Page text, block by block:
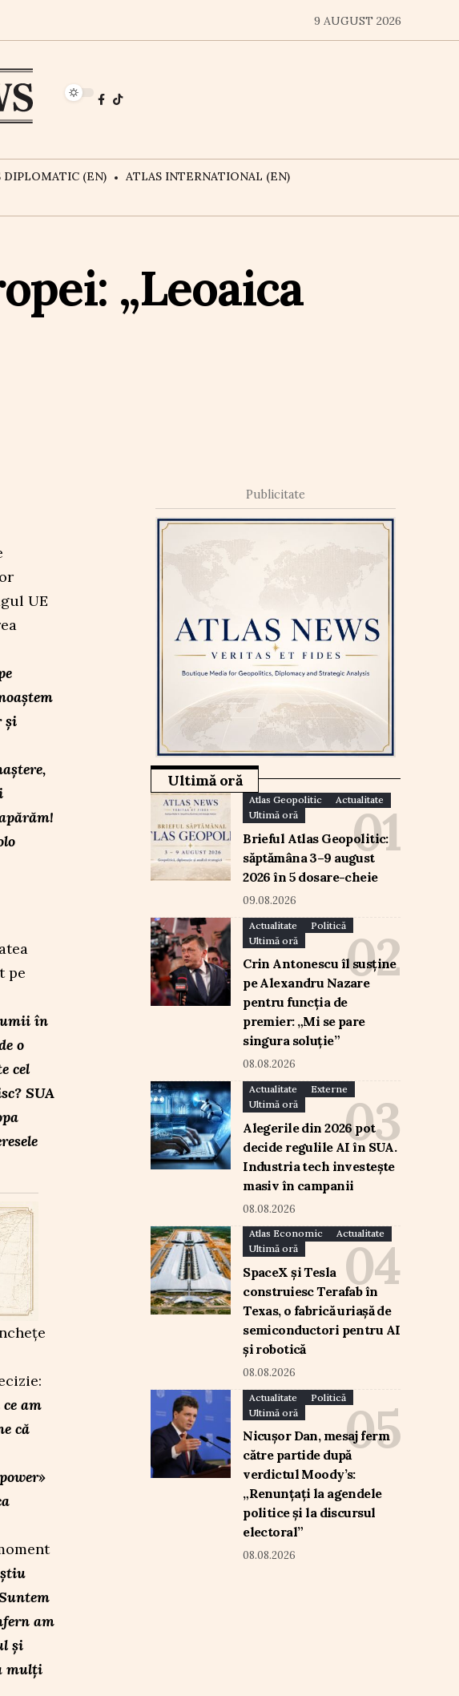
9 AUGUST 2026
DIPLOMATIC (EN)
ATLAS INTERNATIONAL (EN)
„Leoaica
UE
și
pe
în
o
cel
SUA
am
că
am
și
mulți
Publicitate
Ultimă oră
Atlas Geopolitic
Actualitate
Ultimă oră
Brieful Atlas Geopolitic:
săptămâna 3–9 august
2026 în 5 dosare-cheie
09.08.2026
Actualitate
Politică
Ultimă oră
Crin Antonescu îl susține
pe Alexandru Nazare
pentru funcția de
premier: „Mi se pare
singura soluție”
08.08.2026
Actualitate
Externe
Ultimă oră
Alegerile din 2026 pot
decide regulile AI în SUA.
Industria tech investește
masiv în campanii
08.08.2026
Atlas Economic
Actualitate
Ultimă oră
SpaceX și Tesla
construiesc Terafab în
Texas, o fabrică uriașă de
semiconductori pentru AI
și robotică
08.08.2026
Actualitate
Politică
Ultimă oră
Nicușor Dan, mesaj ferm
către partide după
verdictul Moody’s:
„Renunțați la agendele
politice și la discursul
electoral”
08.08.2026